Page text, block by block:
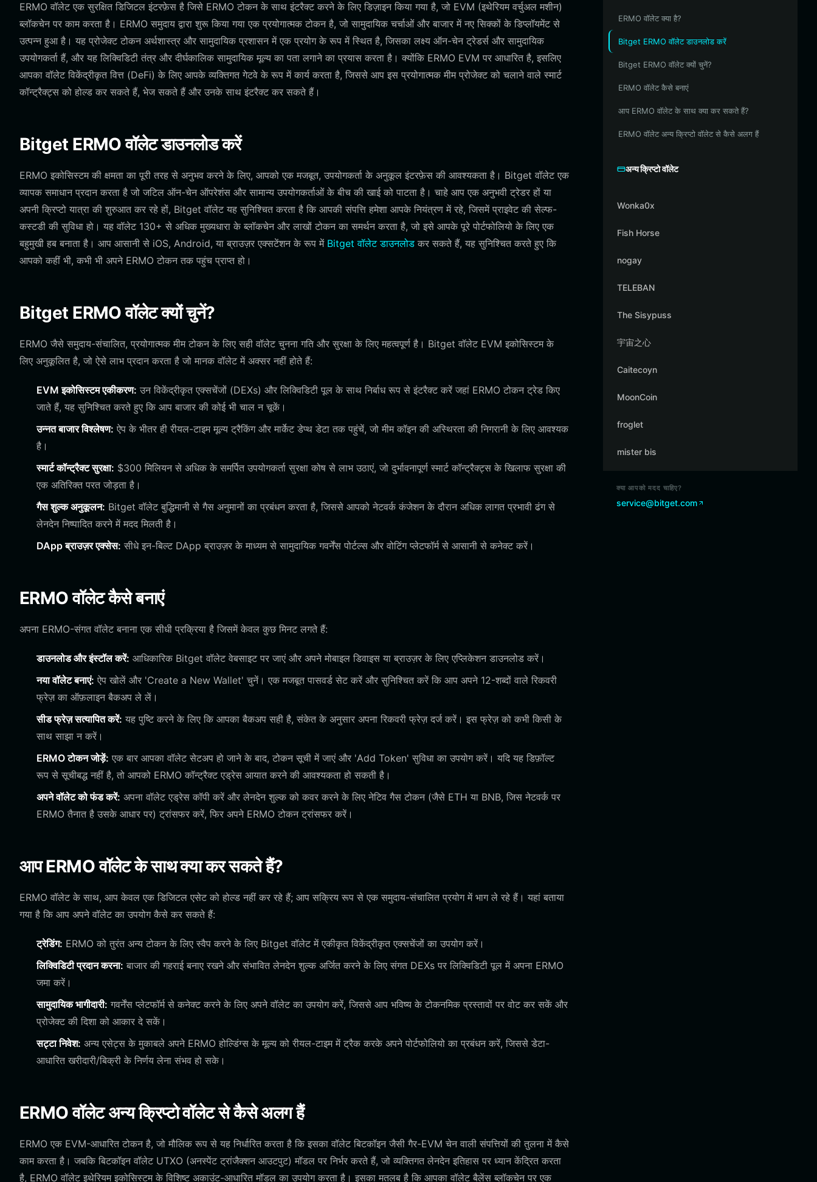
ERMO वॉलेट एक सुरक्षित डिजिटल इंटरफ़ेस है जिसे ERMO टोकन के साथ इंटरैक्ट करने के लिए डिज़ाइन किया गया है, जो EVM (इथेरियम वर्चुअल मशीन)
ब्लॉकचेन पर काम करता है। ERMO समुदाय द्वारा शुरू किया गया एक प्रयोगात्मक टोकन है, जो सामुदायिक चर्चाओं और बाजार में नए सिक्कों के डिप्लॉयमेंट से
उत्पन्न हुआ है। यह प्रोजेक्ट टोकन अर्थशास्त्र और सामुदायिक प्रशासन में एक प्रयोग के रूप में स्थित है, जिसका लक्ष्य ऑन-चेन ट्रेडर्स और सामुदायिक
उपयोगकर्ता हैं, और यह लिक्विडिटी तंत्र और दीर्घकालिक सामुदायिक मूल्य का पता लगाने का प्रयास करता है। क्योंकि ERMO EVM पर आधारित है, इसलिए
आपका वॉलेट विकेंद्रीकृत वित्त (DeFi) के लिए आपके व्यक्तिगत गेटवे के रूप में कार्य करता है, जिससे आप इस प्रयोगात्मक मीम प्रोजेक्ट को चलाने वाले स्मार्ट
कॉन्ट्रैक्ट्स को होल्ड कर सकते हैं, भेज सकते हैं और उनके साथ इंटरैक्ट कर सकते हैं।
Bitget ERMO वॉलेट डाउनलोड करें
ERMO इकोसिस्टम की क्षमता का पूरी तरह से अनुभव करने के लिए, आपको एक मजबूत, उपयोगकर्ता के अनुकूल इंटरफ़ेस की आवश्यकता है। Bitget वॉलेट एक
व्यापक समाधान प्रदान करता है जो जटिल ऑन-चेन ऑपरेशंस और सामान्य उपयोगकर्ताओं के बीच की खाई को पाटता है। चाहे आप एक अनुभवी ट्रेडर हों या
अपनी क्रिप्टो यात्रा की शुरुआत कर रहे हों, Bitget वॉलेट यह सुनिश्चित करता है कि आपकी संपत्ति हमेशा आपके नियंत्रण में रहे, जिसमें प्राइवेट की सेल्फ-
कस्टडी की सुविधा हो। यह वॉलेट 130+ से अधिक मुख्यधारा के ब्लॉकचेन और लाखों टोकन का समर्थन करता है, जो इसे आपके पूरे पोर्टफोलियो के लिए एक
बहुमुखी हब बनाता है। आप आसानी से iOS, Android, या ब्राउज़र एक्सटेंशन के रूप में Bitget वॉलेट डाउनलोड कर सकते हैं, यह सुनिश्चित करते हुए कि
आपको कहीं भी, कभी भी अपने ERMO टोकन तक पहुंच प्राप्त हो।
Bitget ERMO वॉलेट क्यों चुनें?
ERMO जैसे समुदाय-संचालित, प्रयोगात्मक मीम टोकन के लिए सही वॉलेट चुनना गति और सुरक्षा के लिए महत्वपूर्ण है। Bitget वॉलेट EVM इकोसिस्टम के
लिए अनुकूलित है, जो ऐसे लाभ प्रदान करता है जो मानक वॉलेट में अक्सर नहीं होते हैं:
EVM इकोसिस्टम एकीकरण: उन विकेंद्रीकृत एक्सचेंजों (DEXs) और लिक्विडिटी पूल के साथ निर्बाध रूप से इंटरैक्ट करें जहां ERMO टोकन ट्रेड किए
जाते हैं, यह सुनिश्चित करते हुए कि आप बाजार की कोई भी चाल न चूकें।
उन्नत बाजार विश्लेषण: ऐप के भीतर ही रीयल-टाइम मूल्य ट्रैकिंग और मार्केट डेप्थ डेटा तक पहुंचें, जो मीम कॉइन की अस्थिरता की निगरानी के लिए आवश्यक
है।
स्मार्ट कॉन्ट्रैक्ट सुरक्षा: $300 मिलियन से अधिक के समर्पित उपयोगकर्ता सुरक्षा कोष से लाभ उठाएं, जो दुर्भावनापूर्ण स्मार्ट कॉन्ट्रैक्ट्स के खिलाफ सुरक्षा की
एक अतिरिक्त परत जोड़ता है।
गैस शुल्क अनुकूलन: Bitget वॉलेट बुद्धिमानी से गैस अनुमानों का प्रबंधन करता है, जिससे आपको नेटवर्क कंजेशन के दौरान अधिक लागत प्रभावी ढंग से
लेनदेन निष्पादित करने में मदद मिलती है।
DApp ब्राउज़र एक्सेस: सीधे इन-बिल्ट DApp ब्राउज़र के माध्यम से सामुदायिक गवर्नेंस पोर्टल्स और वोटिंग प्लेटफॉर्म से आसानी से कनेक्ट करें।
ERMO वॉलेट कैसे बनाएं
अपना ERMO-संगत वॉलेट बनाना एक सीधी प्रक्रिया है जिसमें केवल कुछ मिनट लगते हैं:
डाउनलोड और इंस्टॉल करें: आधिकारिक Bitget वॉलेट वेबसाइट पर जाएं और अपने मोबाइल डिवाइस या ब्राउज़र के लिए एप्लिकेशन डाउनलोड करें।
नया वॉलेट बनाएं: ऐप खोलें और 'Create a New Wallet' चुनें। एक मजबूत पासवर्ड सेट करें और सुनिश्चित करें कि आप अपने 12-शब्दों वाले रिकवरी
फ्रेज़ का ऑफ़लाइन बैकअप ले लें।
सीड फ्रेज़ सत्यापित करें: यह पुष्टि करने के लिए कि आपका बैकअप सही है, संकेत के अनुसार अपना रिकवरी फ्रेज़ दर्ज करें। इस फ्रेज़ को कभी किसी के
साथ साझा न करें।
ERMO टोकन जोड़ें: एक बार आपका वॉलेट सेटअप हो जाने के बाद, टोकन सूची में जाएं और 'Add Token' सुविधा का उपयोग करें। यदि यह डिफ़ॉल्ट
रूप से सूचीबद्ध नहीं है, तो आपको ERMO कॉन्ट्रैक्ट एड्रेस आयात करने की आवश्यकता हो सकती है।
अपने वॉलेट को फंड करें: अपना वॉलेट एड्रेस कॉपी करें और लेनदेन शुल्क को कवर करने के लिए नेटिव गैस टोकन (जैसे ETH या BNB, जिस नेटवर्क पर
ERMO तैनात है उसके आधार पर) ट्रांसफर करें, फिर अपने ERMO टोकन ट्रांसफर करें।
आप ERMO वॉलेट के साथ क्या कर सकते हैं?
ERMO वॉलेट के साथ, आप केवल एक डिजिटल एसेट को होल्ड नहीं कर रहे हैं; आप सक्रिय रूप से एक समुदाय-संचालित प्रयोग में भाग ले रहे हैं। यहां बताया
गया है कि आप अपने वॉलेट का उपयोग कैसे कर सकते हैं:
ट्रेडिंग: ERMO को तुरंत अन्य टोकन के लिए स्वैप करने के लिए Bitget वॉलेट में एकीकृत विकेंद्रीकृत एक्सचेंजों का उपयोग करें।
लिक्विडिटी प्रदान करना: बाजार की गहराई बनाए रखने और संभावित लेनदेन शुल्क अर्जित करने के लिए संगत DEXs पर लिक्विडिटी पूल में अपना ERMO
जमा करें।
सामुदायिक भागीदारी: गवर्नेंस प्लेटफॉर्म से कनेक्ट करने के लिए अपने वॉलेट का उपयोग करें, जिससे आप भविष्य के टोकनमिक प्रस्तावों पर वोट कर सकें और
प्रोजेक्ट की दिशा को आकार दे सकें।
सट्टा निवेश: अन्य एसेट्स के मुकाबले अपने ERMO होल्डिंग्स के मूल्य को रीयल-टाइम में ट्रैक करके अपने पोर्टफोलियो का प्रबंधन करें, जिससे डेटा-
आधारित खरीदारी/बिक्री के निर्णय लेना संभव हो सके।
ERMO वॉलेट अन्य क्रिप्टो वॉलेट से कैसे अलग हैं
ERMO एक EVM-आधारित टोकन है, जो मौलिक रूप से यह निर्धारित करता है कि इसका वॉलेट बिटकॉइन जैसी गैर-EVM चेन वाली संपत्तियों की तुलना में कैसे
काम करता है। जबकि बिटकॉइन वॉलेट UTXO (अनस्पेंट ट्रांजैक्शन आउटपुट) मॉडल पर निर्भर करते हैं, जो व्यक्तिगत लेनदेन इतिहास पर ध्यान केंद्रित करता
है, ERMO वॉलेट इथेरियम इकोसिस्टम के विशिष्ट अकाउंट-आधारित मॉडल का उपयोग करता है। इसका मतलब है कि आपका वॉलेट बैलेंस ब्लॉकचेन पर एक
ERMO वॉलेट क्या है?
Bitget ERMO वॉलेट डाउनलोड करें
Bitget ERMO वॉलेट क्यों चुनें?
ERMO वॉलेट कैसे बनाएं
आप ERMO वॉलेट के साथ क्या कर सकते हैं?
ERMO वॉलेट अन्य क्रिप्टो वॉलेट से कैसे अलग हैं
अन्य क्रिप्टो वॉलेट
Wonka0x
Fish Horse
nogay
TELEBAN
The Sisypuss
宇宙之心
Caitecoyn
MoonCoin
froglet
mister bis
क्या आपको मदद चाहिए?
service@bitget.com